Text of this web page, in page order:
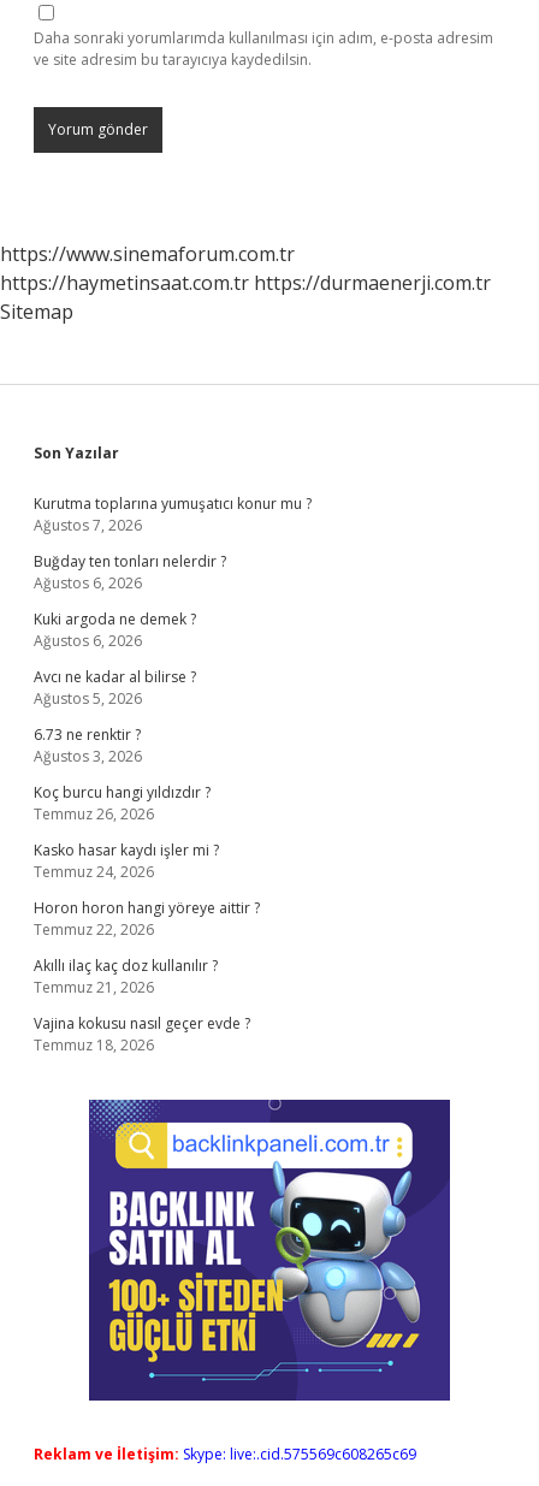
Daha sonraki yorumlarımda kullanılması için adım, e-posta adresim
ve site adresim bu tarayıcıya kaydedilsin.
https://www.sinemaforum.com.tr
https://haymetinsaat.com.tr https://durmaenerji.com.tr
Sitemap
Sidebar
Son Yazılar
Kurutma toplarına yumuşatıcı konur mu ?
Ağustos 7, 2026
Buğday ten tonları nelerdir ?
Ağustos 6, 2026
Kuki argoda ne demek ?
Ağustos 6, 2026
Avcı ne kadar al bilirse ?
Ağustos 5, 2026
6.73 ne renktir ?
Ağustos 3, 2026
Koç burcu hangi yıldızdır ?
Temmuz 26, 2026
Kasko hasar kaydı işler mi ?
Temmuz 24, 2026
Horon horon hangi yöreye aittir ?
Temmuz 22, 2026
Akıllı ilaç kaç doz kullanılır ?
Temmuz 21, 2026
Vajina kokusu nasıl geçer evde ?
Temmuz 18, 2026
Reklam ve İletişim: Skype: live:.cid.575569c608265c69